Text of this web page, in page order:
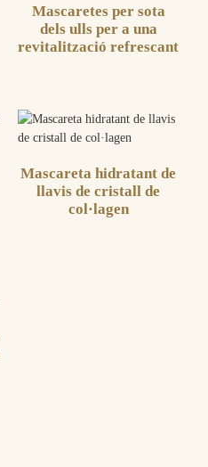
Mascaretes per sota
dels ulls per a una
revitalització refrescant
Mascareta hidratant de
llavis de cristall de
col·lagen